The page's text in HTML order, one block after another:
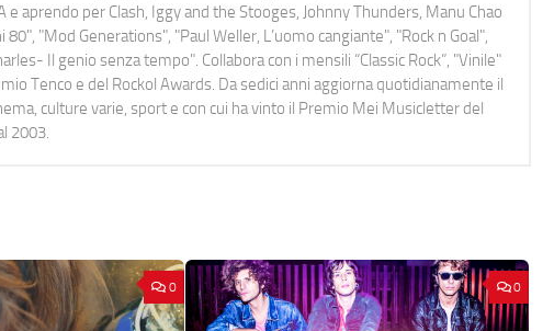
aprendo per Clash, Iggy and the Stooges, Johnny Thunders, Manu Chao
"Mod Generations", "Paul Weller, L’uomo cangiante", "Rock n Goal",
Il genio senza tempo". Collabora con i mensili “Classic Rock”, "Vinile"
Tenco e del Rockol Awards. Da sedici anni aggiorna quotidianamente il
culture varie, sport e con cui ha vinto il Premio Mei Musicletter del
2003.
0 0